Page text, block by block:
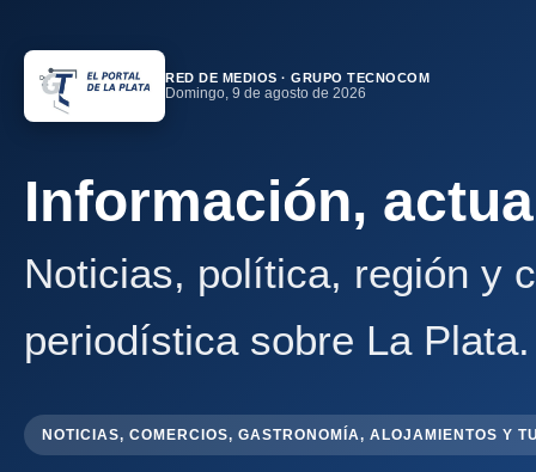
RED DE MEDIOS · GRUPO TECNOCOM
Domingo, 9 de agosto de 2026
Información,
Noticias, política, región y
periodística sobre La Plata.
NOTICIAS, COMERCIOS, GASTRONOMÍA, ALOJAMIENTOS Y